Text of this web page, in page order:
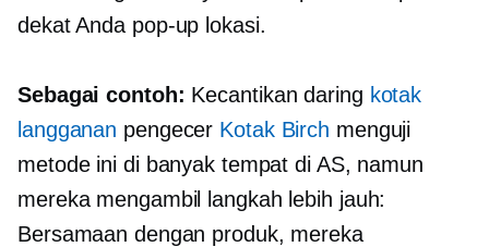
dekat Anda pop-up lokasi.
Sebagai contoh: Kecantikan daring kotak
langganan pengecer Kotak Birch menguji
metode ini di banyak tempat di AS, namun
mereka mengambil langkah lebih jauh:
Bersamaan dengan produk, mereka